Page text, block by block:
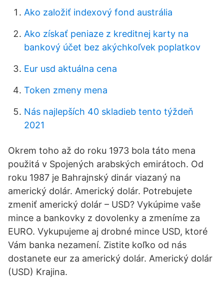
Ako založiť indexový fond austrália
Ako získať peniaze z kreditnej karty na
bankový účet bez akýchkoľvek poplatkov
Eur usd aktuálna cena
Token zmeny mena
Nás najlepších 40 skladieb tento týždeň
2021
Okrem toho až do roku 1973 bola táto mena
použitá v Spojených arabských emirátoch. Od
roku 1987 je Bahrajnský dinár viazaný na
americký dolár. Americký dolár. Potrebujete
zmeniť americký dolár – USD? Vykúpime vaše
mince a bankovky z dovolenky a zmeníme za
EURO. Vykupujeme aj drobné mince USD, ktoré
Vám banka nezamení. Zistite koľko od nás
dostanete eur za americký dolár. Americký dolár
(USD) Krajina.